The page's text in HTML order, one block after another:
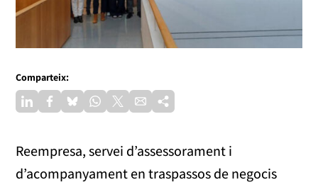
Comparteix:
Reempresa, servei d’assessorament i
d’acompanyament en traspassos de negocis